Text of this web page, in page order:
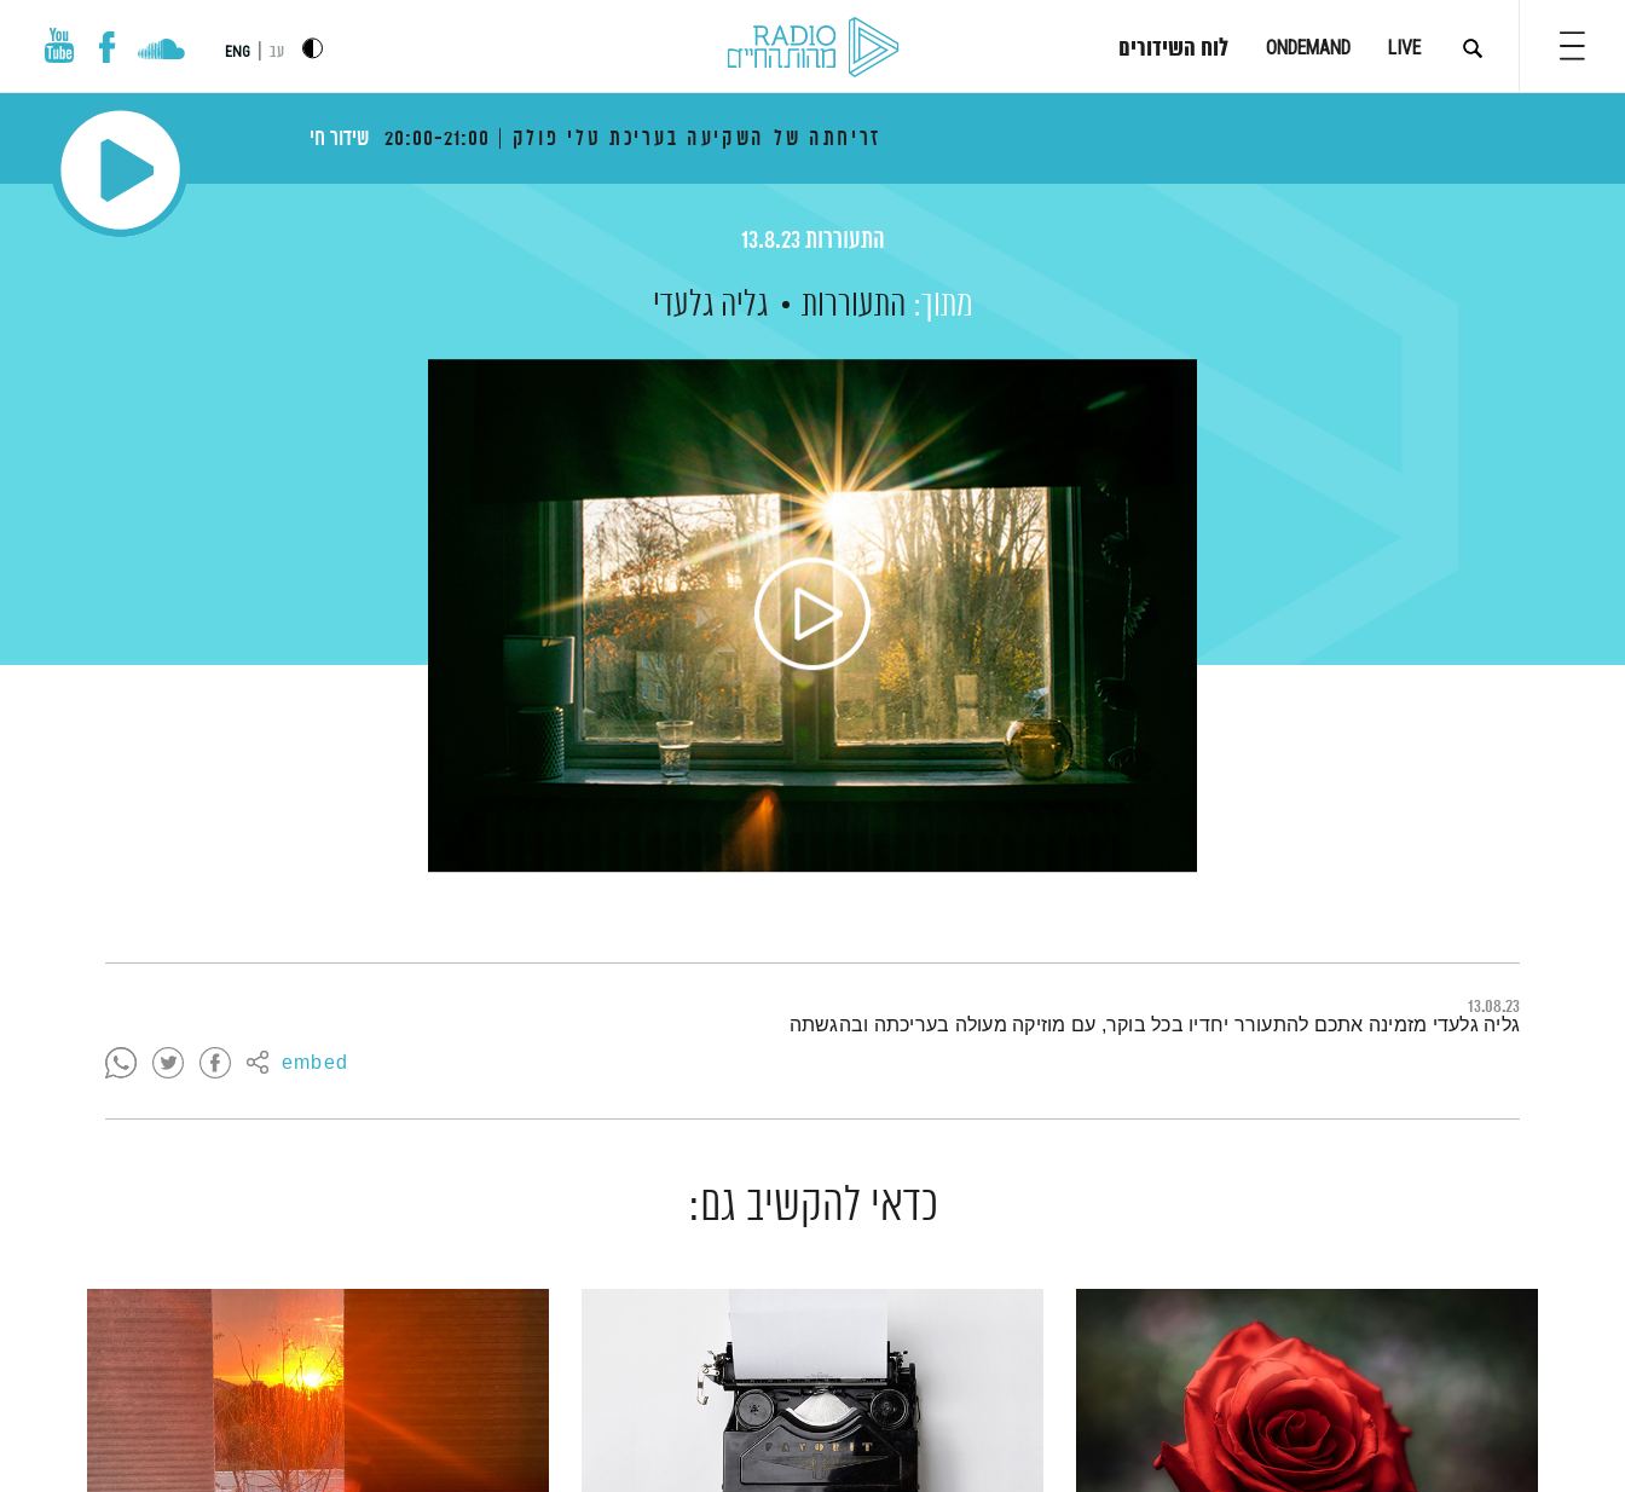
LIVE
ONDEMAND לוח השידורים עב ENG
זריחתה של השקיעה בעריכת טלי פולק 20:00-21:00 שידור חי
התעוררות 13.8.23
מתוך: התעוררות גליה גלעדי
13.08.23
embed
תמצית הפודקאסט
גליה גלעדי מזמינה אתכם להתעורר יחדיו בכל בוקר, עם מוזיקה מעולה בעריכתה ובהגשתה
כדאי להקשיב גם: